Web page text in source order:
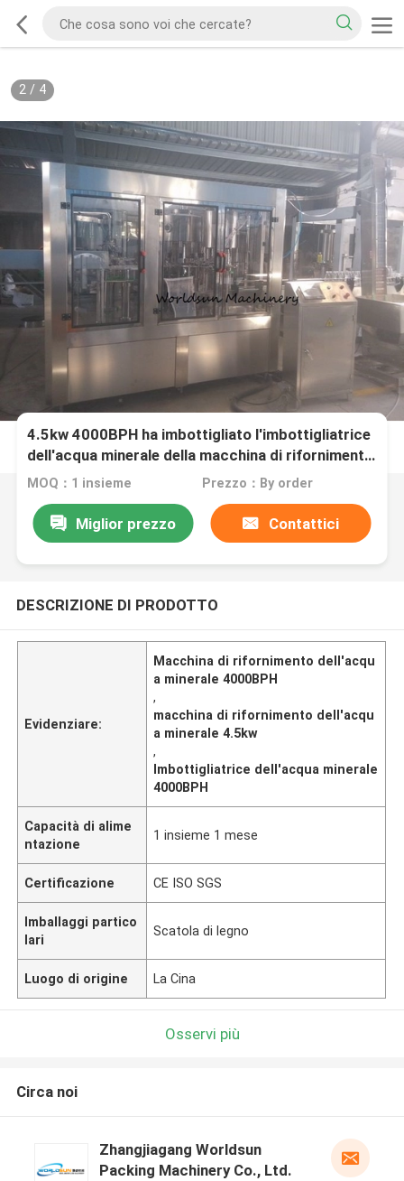
2/ 4
4.5kw 4000BPH ha imbottigliato l'imbottigliatrice
dell'acqua minerale della macchina di rifornimento
della bevanda
MOQ：1 insieme Prezzo：By order
Miglior prezzo Contattici
DESCRIZIONE DI PRODOTTO
Evidenziare:
Macchina di rifornimento dell'acqu
a minerale 4000BPH
,
macchina di rifornimento dell'acqu
a minerale 4.5kw
,
Imbottigliatrice dell'acqua minerale
4000BPH
Capacità di alime
ntazione
1 insieme 1 mese
Certificazione CE ISO SGS
Imballaggi partico
lari
Scatola di legno
Luogo di origine La Cina
Osservi più
Circa noi
Zhangjiagang Worldsun
Packing Machinery Co., Ltd.